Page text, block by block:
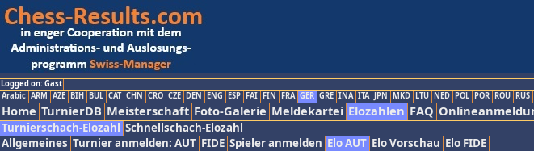
Logged on: Gast
Arabic ARM AZE BIH BUL CAT CHN CRO CZE DEN ENG ESP FAI FIN FRA GER GRE INA ITA JPN MKD LTU NED POL POR ROU RUS
Home TurnierDB Meisterschaft Foto-Galerie Meldekartei Elozahlen FAQ
Turnierschach-Elozahl Schnellschach-Elozahl
Allgemeines Turnier anmelden: AUT FIDE Spieler anmelden Elo AUT Elo Vorschau Elo FIDE